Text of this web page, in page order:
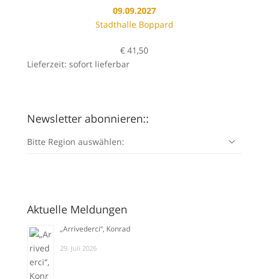
09.09.2027
Stadthalle Boppard
€ 41,50
Lieferzeit: sofort lieferbar
Newsletter abonnieren::
Bitte Region auswählen:
Aktuelle Meldungen
„Arrivederci“, Konrad
29. Juli 2026